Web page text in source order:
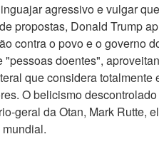
agressivo e vulgar
propostas, Donald Trump
contra o povo e o governo
doentes",
que considera totalmente
O belicismo
geral da Otan, Mark Rutte,